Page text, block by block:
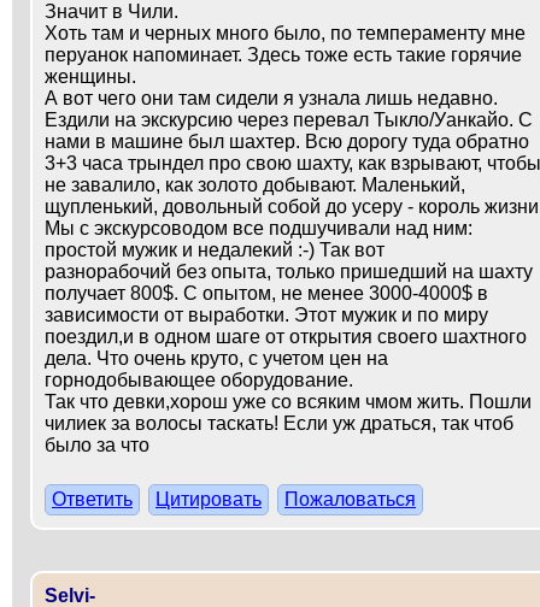
Значит в Чили.
Хоть там и черных много было, по темпераменту мне
перуанок напоминает. Здесь тоже есть такие горячие
женщины.
А вот чего они там сидели я узнала лишь недавно.
Ездили на экскурсию через перевал Тыкло/Уанкайо. С
нами в машине был шахтер. Всю дорогу туда обратно
3+3 часа трындел про свою шахту, как взрывают, чтобы
не завалило, как золото добывают. Маленький,
щупленький, довольный собой до усеру - король
Мы с экскурсоводом все подшучивали над ним:
простой мужик и недалекий :-) Так вот
разнорабочий без опыта, только пришедший на шахту
получает 800$. С опытом, не менее 3000-4000$ в
зависимости от выработки. Этот мужик и по миру
поездил,и в одном шаге от открытия своего шахтного
дела. Что очень круто, с учетом цен на
горнодобывающее оборудование.
Так что девки,хорош уже со всяким чмом жить. Пошли
чилиек за волосы таскать! Если уж драться, так чтоб
было за что
Ответить Цитировать Пожаловаться
Selvi-